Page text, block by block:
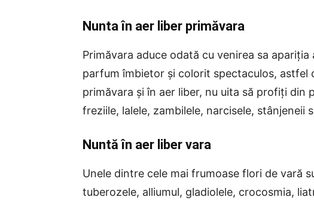
Nunta în aer liber primăvara
Primăvara aduce odată cu venirea sa
parfum îmbietor și colorit spectaculos, astfel
primăvara și în aer liber, nu uita să profiți din
freziile, lalele, zambilele, narcisele, stânjeneii
Nuntă în aer liber vara
Unele dintre cele mai frumoase flori de vară
tuberozele, alliumul, gladiolele, crocosmia,